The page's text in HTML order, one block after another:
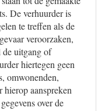
De verhuurder is
te treffen als de
veroorzaken,
de uitgang of
hiertegen geen
omwonenden,
hierop aanspreken
over de